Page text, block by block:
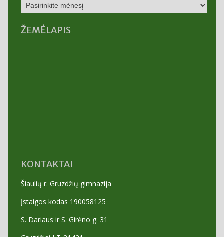
NAUJIENŲ
ARCHYVAS
ŽEMĖLAPIS
KONTAKTAI
Šiaulių r. Gruzdžių gimnazija
Įstaigos kodas 190058125
S. Dariaus ir S. Girėno g. 31